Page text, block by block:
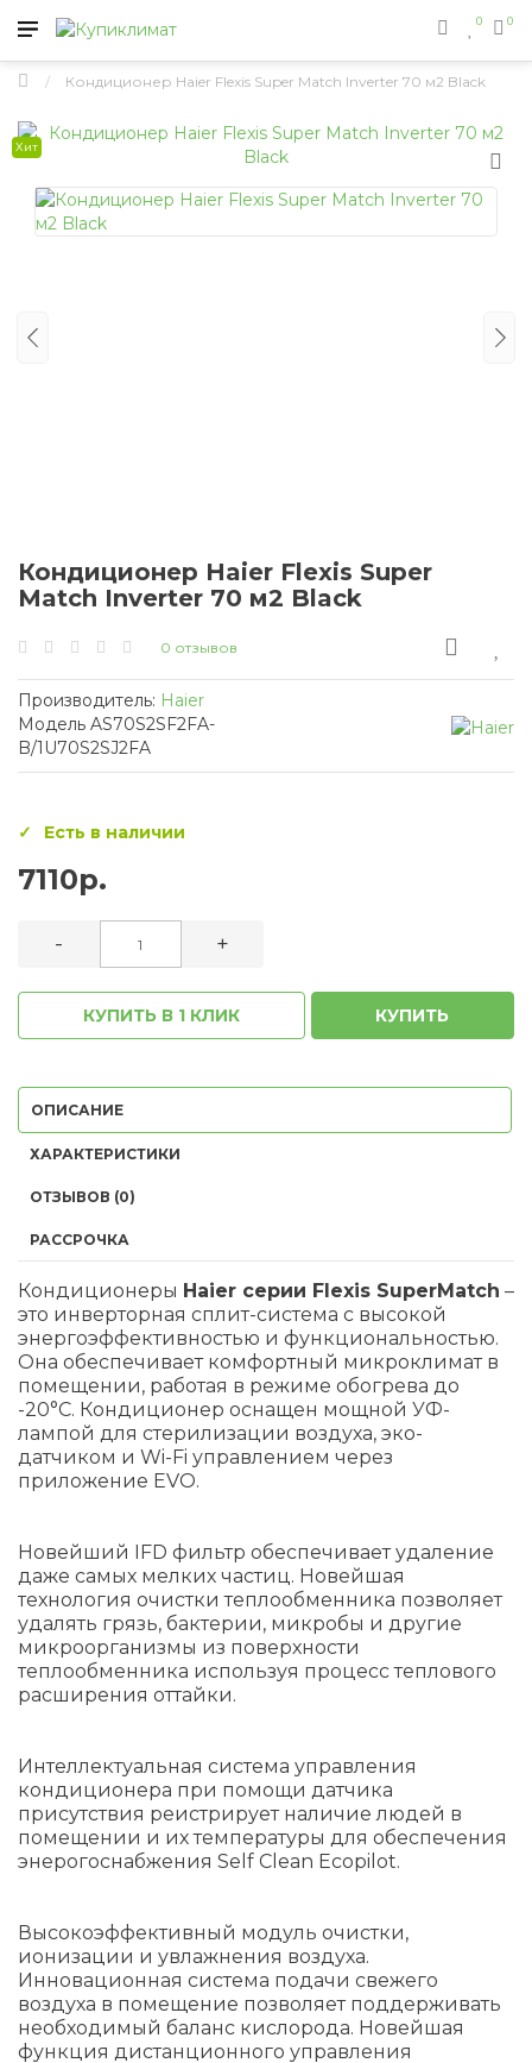
0 0
Кондиционер Haier Flexis Super Match Inverter 70 м2 Black
Хит
Кондиционер Haier Flexis Super
Match Inverter 70 м2 Black
0 отзывов
Производитель: Haier
Модель AS70S2SF2FA-
B/1U70S2SJ2FA
Есть в наличии
7110р.
- +
КУПИТЬ В 1 КЛИК КУПИТЬ
ОПИСАНИЕ
ХАРАКТЕРИСТИКИ
ОТЗЫВОВ (0)
РАССРОЧКА
Кондиционеры Haier серии Flexis SuperMatch –
это инверторная сплит-система с высокой
энергоэффективностью и функциональностью.
Она обеспечивает комфортный микроклимат в
помещении, работая в режиме обогрева до
-20°C. Кондиционер оснащен мощной УФ-
лампой для стерилизации воздуха, эко-
датчиком и Wi-Fi управлением через
приложение EVO.
Новейший IFD фильтр обеспечивает удаление
даже самых мелких частиц. Новейшая
технология очистки теплообменника позволяет
удалять грязь, бактерии, микробы и другие
микроорганизмы из поверхности
теплообменника используя процесс теплового
расширения оттайки.
Интеллектуальная система управления
кондиционера при помощи датчика
присутствия реистрирует наличие людей в
помещении и их температуры для обеспечения
энерогоснабжения Self Clean Ecopilot.
Высокоэффективный модуль очистки,
ионизации и увлажнения воздуха.
Инновационная система подачи свежего
воздуха в помещение позволяет поддерживать
необходимый баланс кислорода. Новейшая
функция дистанционного управления